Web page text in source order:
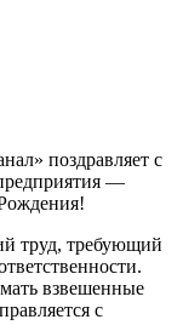
поздравляет с
—
труд, требующий
взвешенные
с